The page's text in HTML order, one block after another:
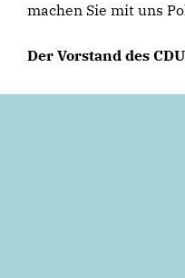
machen Sie mit uns
Der Vorstand des